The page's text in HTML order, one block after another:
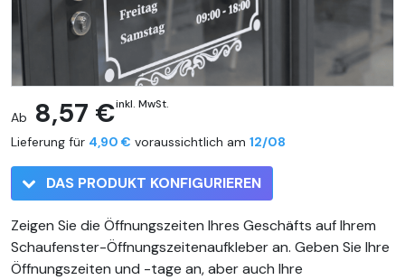
Ab 8,57 €inkl. MwSt.
Lieferung für 4,90 € voraussichtlich am 12/08
DAS PRODUKT KONFIGURIEREN
Zeigen Sie die Öffnungszeiten Ihres Geschäfts auf Ihrem
Schaufenster-Öffnungszeitenaufkleber an. Geben Sie Ihre
Öffnungszeiten und -tage an, aber auch Ihre